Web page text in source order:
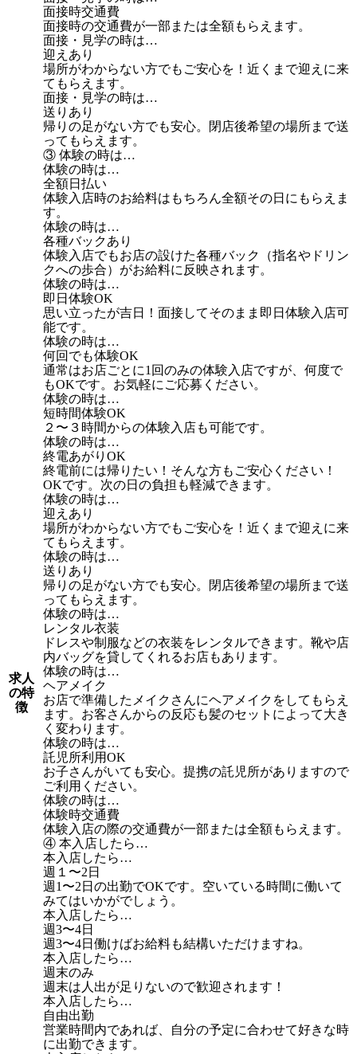
求人
の特
徴
面接時交通費
面接時の交通費が一部または全額もらえます。
面接・見学の時は…
迎えあり
場所がわからない方でもご安心を！近くまで迎えに来
てもらえます。
面接・見学の時は…
送りあり
帰りの足がない方でも安心。閉店後希望の場所まで送
ってもらえます。
③ 体験の時は…
体験の時は…
全額日払い
体験入店時のお給料はもちろん全額その日にもらえま
す。
体験の時は…
各種バックあり
体験入店でもお店の設けた各種バック（指名やドリン
クへの歩合）がお給料に反映されます。
体験の時は…
即日体験OK
思い立ったが吉日！面接してそのまま即日体験入店可
能です。
体験の時は…
何回でも体験OK
通常はお店ごとに1回のみの体験入店ですが、何度で
もOKです。お気軽にご応募ください。
体験の時は…
短時間体験OK
２〜３時間からの体験入店も可能です。
体験の時は…
終電あがりOK
終電前には帰りたい！そんな方もご安心ください！
OKです。次の日の負担も軽減できます。
体験の時は…
迎えあり
場所がわからない方でもご安心を！近くまで迎えに来
てもらえます。
体験の時は…
送りあり
帰りの足がない方でも安心。閉店後希望の場所まで送
ってもらえます。
体験の時は…
レンタル衣装
ドレスや制服などの衣装をレンタルできます。靴や店
内バッグを貸してくれるお店もあります。
体験の時は…
ヘアメイク
お店で準備したメイクさんにヘアメイクをしてもらえ
ます。お客さんからの反応も髪のセットによって大き
く変わります。
体験の時は…
託児所利用OK
お子さんがいても安心。提携の託児所がありますので
ご利用ください。
体験の時は…
体験時交通費
体験入店の際の交通費が一部または全額もらえます。
④ 本入店したら…
本入店したら…
週１〜2日
週1〜2日の出勤でOKです。空いている時間に働いて
みてはいかがでしょう。
本入店したら…
週3〜4日
週3〜4日働けばお給料も結構いただけますね。
本入店したら…
週末のみ
週末は人出が足りないので歓迎されます！
本入店したら…
自由出勤
営業時間内であれば、自分の予定に合わせて好きな時
に出勤できます。